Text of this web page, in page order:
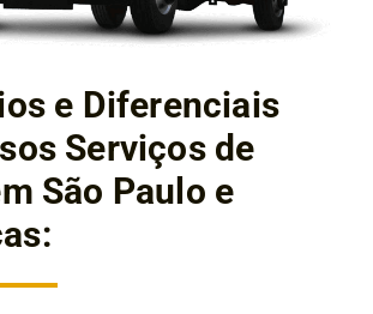
e Diferenciais
Serviços de
São Paulo e